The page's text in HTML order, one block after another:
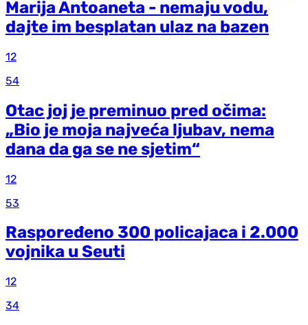
Marija Antoaneta - nemaju vodu,
dajte im besplatan ulaz na bazen
12
54
Otac joj je preminuo pred očima:
„Bio je moja najveća ljubav, nema
dana da ga se ne sjetim“
12
53
Raspoređeno 300 policajaca i 2.000
vojnika u Seuti
12
34